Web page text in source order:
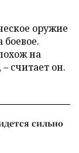
оружие
на
считает он.
сильно